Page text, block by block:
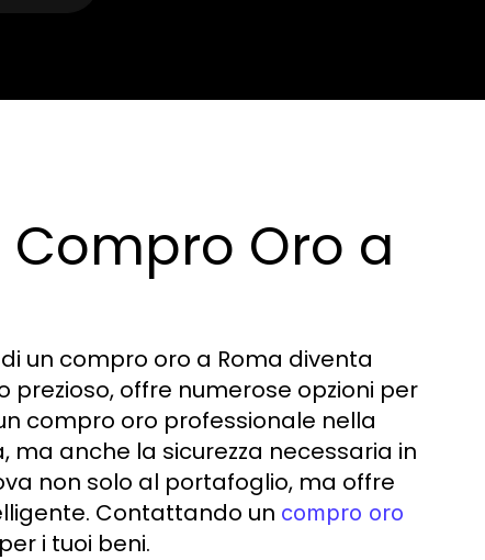
Compro Oro a
un compro oro a Roma diventa
offre numerose opzioni per
compro oro professionale nella
anche la sicurezza necessaria in
non solo al portafoglio, ma offre
Contattando un compro oro
i tuoi beni.